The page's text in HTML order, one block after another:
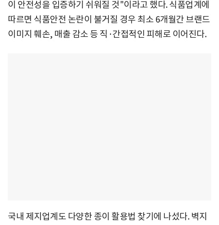
이 안전성을 입증하기 쉬워질 것"이라고 했다. 식품업계에
따르면 식품안전 논란이 불거질 경우 최소 6개월간 브랜드
이미지 훼손, 매출 감소 등 직·간접적인 피해로 이어진다.
국내 제지업계도 다양한 종이 활용법 찾기에 나섰다. 벽지